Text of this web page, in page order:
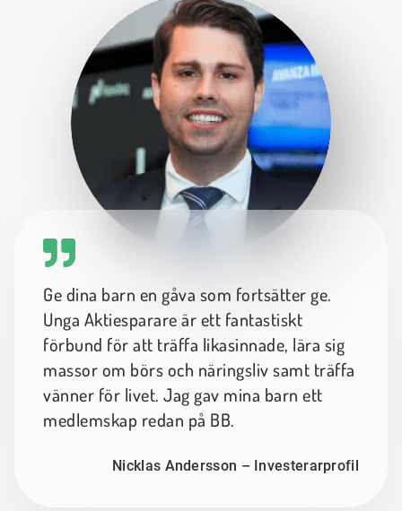
Ge dina barn en gåva som fortsätter ge.
Unga Aktiesparare är ett fantastiskt
förbund för att träffa likasinnade, lära sig
massor om börs och näringsliv samt träffa
vänner för livet. Jag gav mina barn ett
medlemskap redan på BB.
Nicklas Andersson – Investerarprofil